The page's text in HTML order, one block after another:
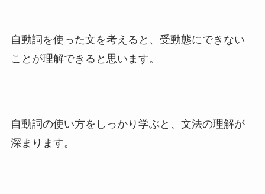
自動詞を使った文を考えると、受動態にできない
ことが理解できると思います。
自動詞の使い方をしっかり学ぶと、文法の理解が
深まります。